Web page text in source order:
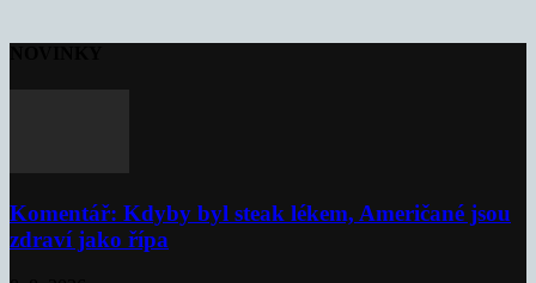
Komentář: Kdyby byl steak lékem, Američané jsou
zdraví jako řípa